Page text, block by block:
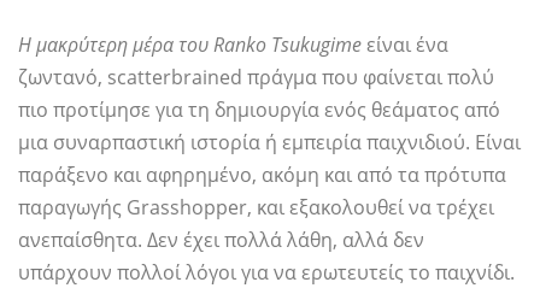
Η μακρύτερη μέρα του Ranko Tsukugimeείναι ένα
ζωντανό, scatterbrained πράγμα που φαίνεται πολύ
πιο προτίμησε για τη δημιουργία ενός θεάματος από
μια συναρπαστική ιστορία ή εμπειρία παιχνιδιού. Είναι
παράξενο και αφηρημένο, ακόμη και από τα πρότυπα
παραγωγής Grasshopper, και εξακολουθεί να τρέχει
ανεπαίσθητα. Δεν έχει πολλά λάθη, αλλά δεν
υπάρχουν πολλοί λόγοι για να ερωτευτείς το παιχνίδι.